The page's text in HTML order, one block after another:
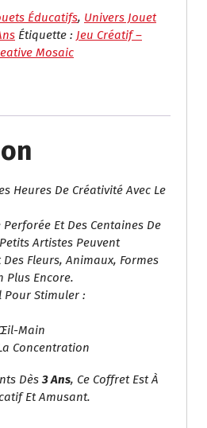
Éducatifs, Univers Jouet
Étiquette : Jeu Créatif –
Mosaic
Heures De Créativité Avec Le
Et Des Centaines De
Artistes Peuvent
Fleurs, Animaux, Formes
Plus Encore.
Pour Stimuler :
Main
Concentration
Dès3 Ans, Ce Coffret Est À
Et Amusant.